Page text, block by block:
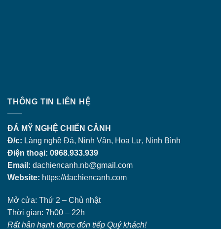
THÔNG TIN LIÊN HỆ
ĐÁ MỸ NGHỆ CHIẾN CẢNH
Đ/c: Làng nghề Đá, Ninh Vân, Hoa Lư, Ninh Bình
Điện thoại: 0968.933.939
Email: dachiencanh.nb@gmail.com
Website: https://dachiencanh.com
Mở cửa: Thứ 2 – Chủ nhật
Thời gian: 7h00 – 22h
Rất hân hạnh được đón tiếp Quý khách!